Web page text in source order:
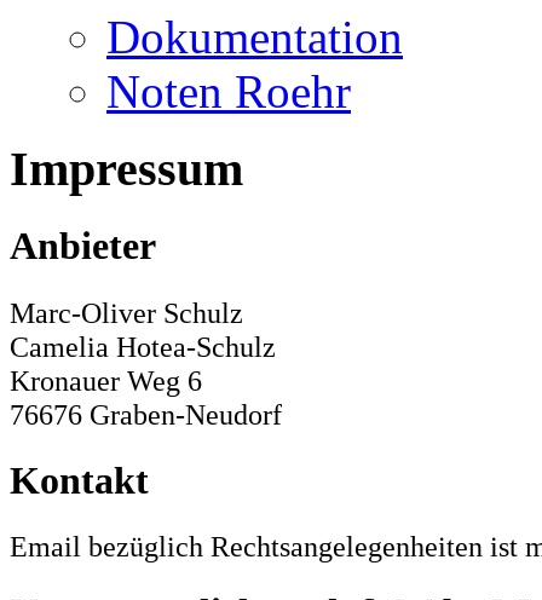
Dokumentation
Noten Roehr
Impressum
Anbieter
Marc-Oliver Schulz
Camelia Hotea-Schulz
Kronauer Weg 6
76676 Graben-Neudorf
Kontakt
Email bezüglich Rechtsangelegenheiten ist